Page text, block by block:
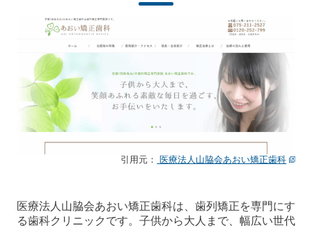
引用元： 医療法人山脇会あおい矯正歯科
医療法人山脇会あおい矯正歯科は、歯列矯正を専門にす
る歯科クリニックです。子供から大人まで、幅広い世代